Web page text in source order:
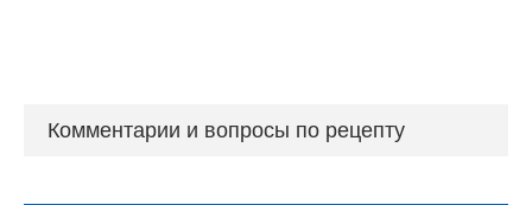
Комментарии и вопросы по рецепту